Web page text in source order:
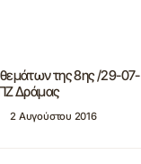
της 8ης /29-07-
Δράμας
2 Αυγούστου 2016